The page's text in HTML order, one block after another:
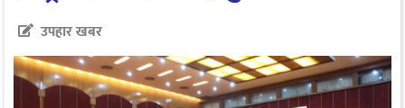
उपहार खबर